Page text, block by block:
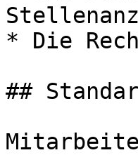
* Die
##